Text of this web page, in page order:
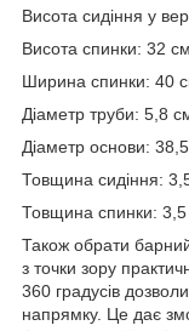
Висота сидіння у
Висота спинки: 32
Ширина спинки: 40
Діаметр труби: 5,8
Діаметр основи:
Товщина сидіння:
Товщина спинки: 3,5
Також обрати
з точки зору
360 градусів
напрямку. Це дає